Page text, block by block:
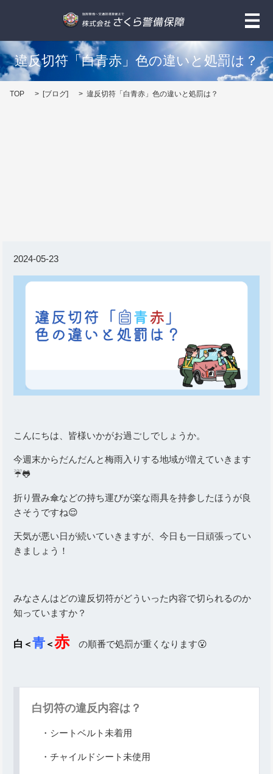
メ
違反切符「白青赤」色の違いと処罰は？
TOP [ブログ] 違反切符「白青赤」色の違いと処罰は？
2024-05-23
こんにちは、皆様いかがお過ごしでしょうか。
今週末からだんだんと梅雨入りする地域が増えていきます
☔🐸
折り畳み傘などの持ち運びが楽な雨具を持参したほうが良
さそうですね😌
天気が悪い日が続いていきますが、今日も一日頑張ってい
きましょう！
みなさんはどの違反切符がどういった内容で切られるのか
知っていますか？
白 ＜青＜赤の順番で処罰が重くなります😮
白切符の違反内容は？
・シートベルト未着用
・チャイルドシート未使用